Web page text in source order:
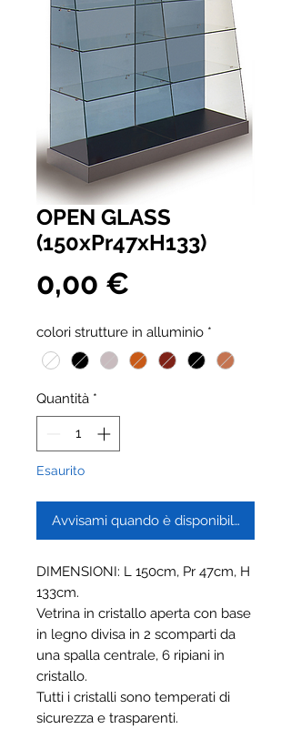
OPEN GLASS
(150xPr47xH133)
0,00 €
colori strutture in alluminio *
Quantità *
Esaurito
Avvisami quando è disponibile
DIMENSIONI: L 150cm, Pr 47cm, H
133cm.
Vetrina in cristallo aperta con base
in legno divisa in 2 scomparti da
una spalla centrale, 6 ripiani in
cristallo.
Tutti i cristalli sono temperati di
sicurezza e trasparenti.